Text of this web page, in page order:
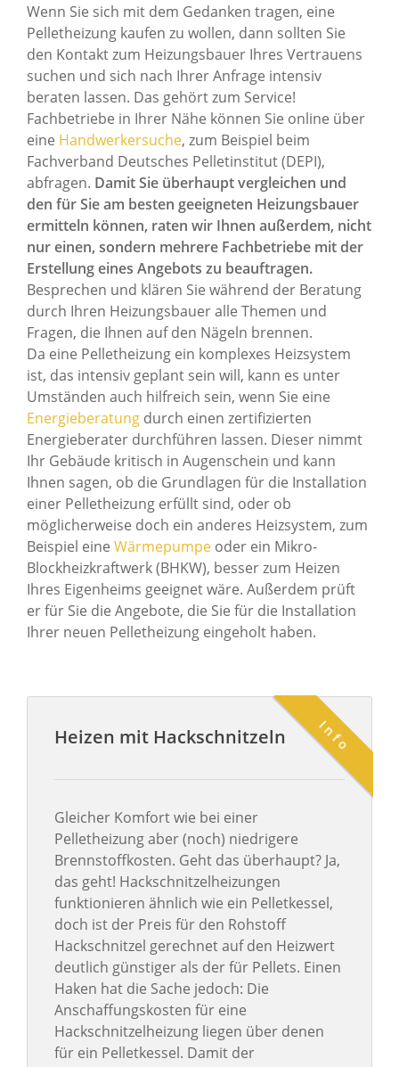
Wenn Sie sich mit dem Gedanken tragen, eine
Pelletheizung kaufen zu wollen, dann sollten Sie
den Kontakt zum Heizungsbauer Ihres Vertrauens
suchen und sich nach Ihrer Anfrage intensiv
beraten lassen. Das gehört zum Service!
Fachbetriebe in Ihrer Nähe können Sie online über
eine Handwerkersuche, zum Beispiel beim
Fachverband Deutsches Pelletinstitut (DEPI),
abfragen. Damit Sie überhaupt vergleichen und
den für Sie am besten geeigneten Heizungsbauer
ermitteln können, raten wir Ihnen außerdem, nicht
nur einen, sondern mehrere Fachbetriebe mit der
Erstellung eines Angebots zu beauftragen.
Besprechen und klären Sie während der Beratung
durch Ihren Heizungsbauer alle Themen und
Fragen, die Ihnen auf den Nägeln brennen.
Da eine Pelletheizung ein komplexes Heizsystem
ist, das intensiv geplant sein will, kann es unter
Umständen auch hilfreich sein, wenn Sie eine
Energieberatung durch einen zertifizierten
Energieberater durchführen lassen. Dieser nimmt
Ihr Gebäude kritisch in Augenschein und kann
Ihnen sagen, ob die Grundlagen für die Installation
einer Pelletheizung erfüllt sind, oder ob
möglicherweise doch ein anderes Heizsystem, zum
Beispiel eine Wärmepumpe oder ein Mikro-
Blockheizkraftwerk (BHKW), besser zum Heizen
Ihres Eigenheims geeignet wäre. Außerdem prüft
er für Sie die Angebote, die Sie für die Installation
Ihrer neuen Pelletheizung eingeholt haben.
Info
Heizen mit Hackschnitzeln
Gleicher Komfort wie bei einer
Pelletheizung aber (noch) niedrigere
Brennstoffkosten. Geht das überhaupt? Ja,
das geht! Hackschnitzelheizungen
funktionieren ähnlich wie ein Pelletkessel,
doch ist der Preis für den Rohstoff
Hackschnitzel gerechnet auf den Heizwert
deutlich günstiger als der für Pellets. Einen
Haken hat die Sache jedoch: Die
Anschaffungskosten für eine
Hackschnitzelheizung liegen über denen
für ein Pelletkessel. Damit der